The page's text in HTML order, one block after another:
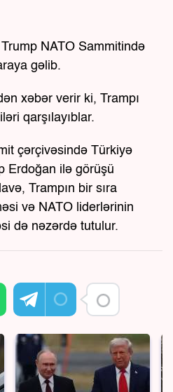
NATO Sammitində
gəlib.
xəbər verir ki, Trampı
qarşılayıblar.
çərçivəsində Türkiyə
Erdoğan ilə görüşü
Trampın bir sıra
və NATO liderlərinin
də nəzərdə tutulur.